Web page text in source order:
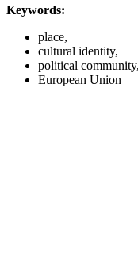
Keywords:
place,
cultural identity,
political community,
European Union